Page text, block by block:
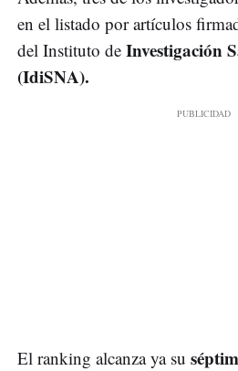
en el listado por artículos
del Instituto de Investigación
(IdiSNA).
El ranking alcanza ya su